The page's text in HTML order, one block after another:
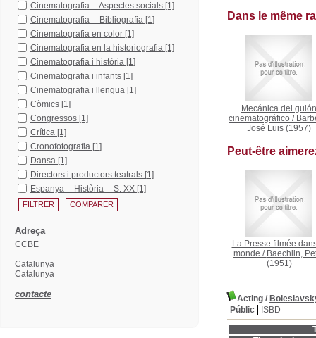
Dans le même
Mecánica del guión
cinematográfico /
José Luis (1957)
Peut-être
La Presse filmée
monde / Baechlin,
(1951)
Acting /
Públic
ISBD
Cinematografia -- Aspectes socials [1]
Cinematografia -- Bibliografia [1]
Cinematografia en color [1]
Cinematografia en la historiografia [1]
Cinematografia i història [1]
Cinematografia i infants [1]
Cinematografia i llengua [1]
Còmics [1]
Congressos [1]
Crítica [1]
Cronofotografia [1]
Dansa [1]
Directors i productors teatrals [1]
Espanya -- Història -- S. XX [1]
Adreça
CCBE
Catalunya
Catalunya
contacte